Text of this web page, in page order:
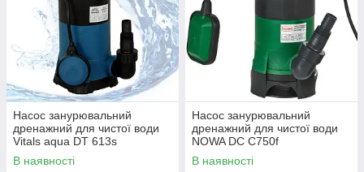
Насос занурювальний
дренажний для чистої води
Vitals aqua DT 613s
(Безкоштовна доставка)
В наявності
Насос занурювальний
дренажний для чистої води
NOWA DC C750f
В наявності